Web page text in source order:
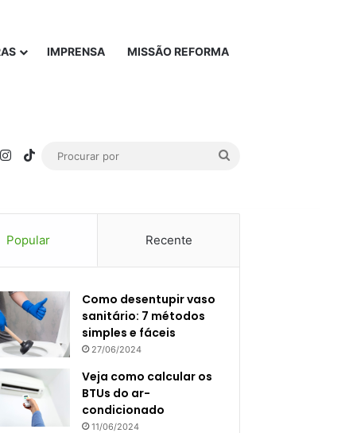
IMPRENSA MISSÃO REFORMA
Instagram
TikTok
Popular Recente
Como desentupir vaso
sanitário: 7 métodos
simples e fáceis
27/06/2024
Veja como calcular os
BTUs do ar-
condicionado
11/06/2024